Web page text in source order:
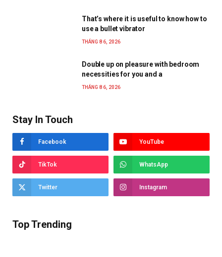
That’s where it is useful to know how to
use a bullet vibrator
THÁNG 8 6, 2026
Double up on pleasure with bedroom
necessities for you and a
THÁNG 8 6, 2026
Stay In Touch
Facebook YouTube
TikTok WhatsApp
Twitter Instagram
Top Trending